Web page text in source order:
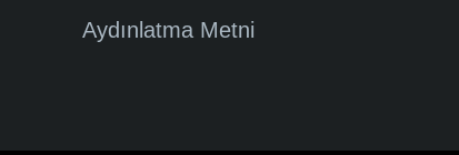
Aydınlatma Metni